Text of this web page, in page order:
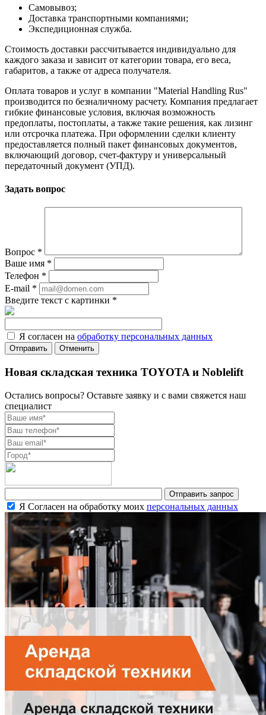
Самовывоз;
Доставка транспортными компаниями;
Экспедиционная служба.
Стоимость доставки рассчитывается индивидуально для
каждого заказа и зависит от категории товара, его веса,
габаритов, а также от адреса получателя.
Оплата товаров и услуг в компании "Material Handling Rus"
производится по безналичному расчету. Компания предлагает
гибкие финансовые условия, включая возможность
предоплаты, постоплаты, а также такие решения, как лизинг
или отсрочка платежа. При оформлении сделки клиенту
предоставляется полный пакет финансовых документов,
включающий договор, счет-фактуру и универсальный
передаточный документ (УПД).
Задать вопрос
Вопрос *
Ваше имя *
Телефон *
E-mail *
Введите текст с картинки *
Я согласен на обработку персональных данных
Отменить
Новая складская техника TOYOTA и Noblelift
Остались вопросы? Оставьте заявку и с вами свяжется наш
специалист
Я Согласен на обработку моих персональных данных